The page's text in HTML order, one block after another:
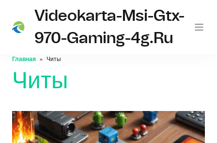
Videokarta-Msi-Gtx-
970-Gaming-4g.ru
Главная Читы
Читы